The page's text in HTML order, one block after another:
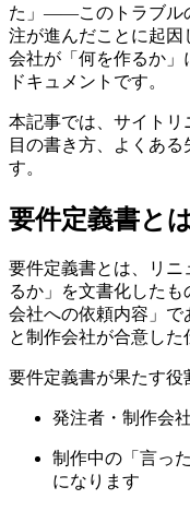
た」——このトラブル
注が進んだことに起
会社が「何を作るか
ドキュメントです。
本記事では、サイト
目の書き方、よくあ
す。
要件定義書と
要件定義書とは、リ
るか」を文書化した
会社への依頼内容」
と制作会社が合意した
要件定義書が果たす役
発注者・制作会
制作中の「言っ
になります